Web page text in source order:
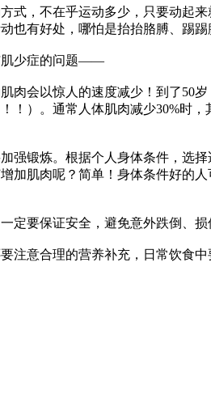
式，不在乎运动多少，只要动起
也有好处，哪怕是抬抬胳膊、踢踢
肌少症的问题——
肉会以惊人的速度减少！到了50
！）。通常人体肌肉减少30%时
强锻炼。根据个人身体条件，选
加肌肉呢？简单！身体条件好的
定要保证安全，避免意外跌倒、损
注意合理的营养补充，日常饮食